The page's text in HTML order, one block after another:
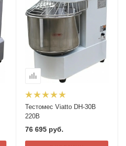
Тестомес Viatto DH-30B
220В
76 695руб.